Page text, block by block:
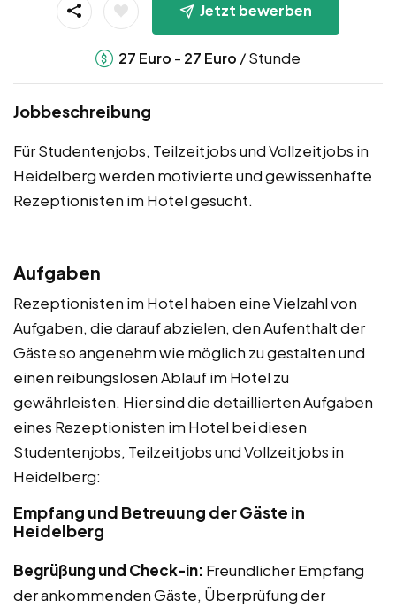
Jetzt bewerben
27 Euro - 27 Euro / Stunde
Jobbeschreibung
Für Studentenjobs, Teilzeitjobs und Vollzeitjobs in
Heidelberg werden motivierte und gewissenhafte
Rezeptionisten im Hotel gesucht.
Aufgaben
Rezeptionisten im Hotel haben eine Vielzahl von
Aufgaben, die darauf abzielen, den Aufenthalt der
Gäste so angenehm wie möglich zu gestalten und
einen reibungslosen Ablauf im Hotel zu
gewährleisten. Hier sind die detaillierten Aufgaben
eines Rezeptionisten im Hotel bei diesen
Studentenjobs, Teilzeitjobs und Vollzeitjobs in
Heidelberg:
Empfang und Betreuung der Gäste in
Heidelberg
Begrüßung und Check-in: Freundlicher Empfang
der ankommenden Gäste, Überprüfung der